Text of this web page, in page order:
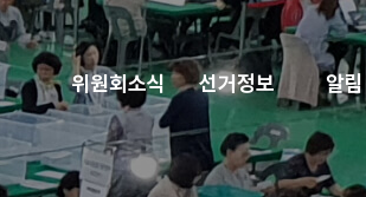
위원회소식 선거정보 알림